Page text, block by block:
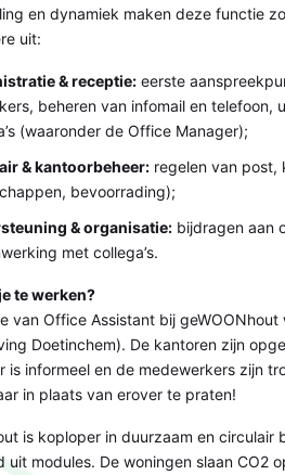
en dynamiek maken deze functie
uit:
& receptie: eerste
beheren van infomail en
(waaronder de Office Manager);
& kantoorbeheer: regelen van post,
bevoorrading);
& organisatie: bijdragen aan
met collega’s.
te werken?
van Office Assistant bij
Doetinchem). De kantoren zijn
is informeel en de medewerkers zijn
in plaats van erover te praten!
is koploper in duurzaam en
uit modules. De woningen slaan CO2